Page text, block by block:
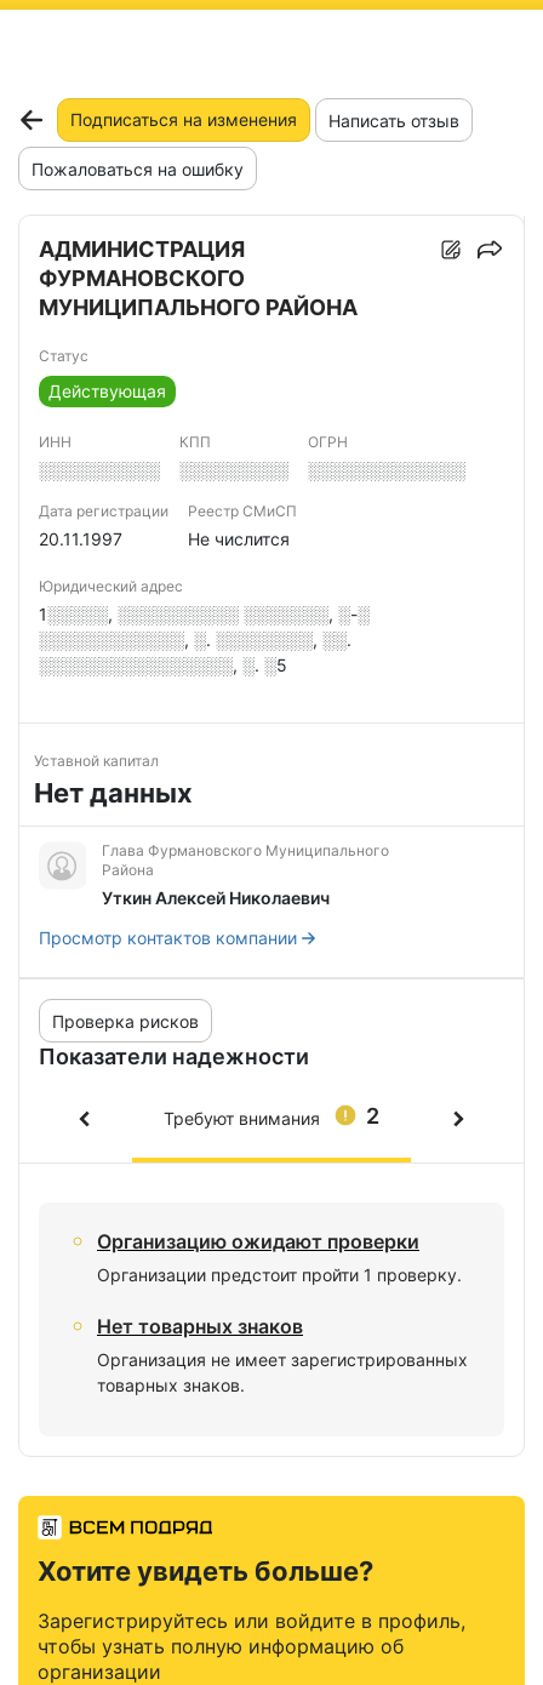
Подписаться на изменения Написать отзыв
Пожаловаться на ошибку
АДМИНИСТРАЦИЯ
ФУРМАНОВСКОГО
МУНИЦИПАЛЬНОГО РАЙОНА
Статус
Действующая
ИНН
░░░░░░░░░░
КПП
░░░░░░░░░
ОГРН
░░░░░░░░░░░░░
Дата регистрации
20.11.1997
Реестр СМиСП
Не числится
Юридический адрес
1░░░░░, ░░░░░░░░░░ ░░░░░░░, ░-░
░░░░░░░░░░░░, ░. ░░░░░░░░, ░░.
░░░░░░░░░░░░░░░░, ░. ░5
Уставной капитал
Нет данных
Глава Фурмановского Муниципального
Района
Уткин Алексей Николаевич
Просмотр контактов компании
Показатели надежности
Проверка рисков
2
Требуют внимания
Организацию ожидают проверки
Организации предстоит пройти 1 проверку.
Нет товарных знаков
Организация не имеет зарегистрированных
товарных знаков.
Хотите увидеть больше?
Зарегистрируйтесь или войдите в профиль,
чтобы узнать полную информацию об
организации